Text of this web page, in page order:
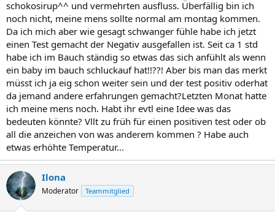
schokosirup^^ und vermehrten ausfluss. Überfällig bin ich
noch nicht, meine mens sollte normal am montag kommen.
Da ich mich aber wie gesagt schwanger fühle habe ich jetzt
einen Test gemacht der Negativ ausgefallen ist. Seit ca 1 std
habe ich im Bauch ständig so etwas das sich anfühlt als wenn
ein baby im bauch schluckauf hat!!??! Aber bis man das merkt
müsst ich ja eig schon weiter sein und der test positiv oderhat
da jemand andere erfahrungen gemacht?Letzten Monat hatte
ich meine mens noch. Habt ihr evtl eine Idee was das
bedeuten könnte? Vllt zu früh für einen positiven test oder ob
all die anzeichen von was anderem kommen ? Habe auch
etwas erhöhte Temperatur...
Ilona
Moderator Teammitglied